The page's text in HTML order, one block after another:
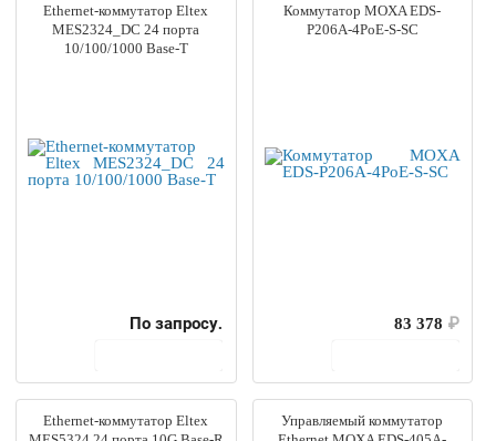
Ethernet-коммутатор Eltex
MES2324_DC 24 порта
10/100/1000 Base-T
По запросу.
Коммутатор MOXA EDS-
P206A-4PoE-S-SC
83 378 ₽
Ethernet-коммутатор Eltex
Управляемый коммутатор